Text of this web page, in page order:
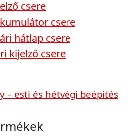
csere
csere
hátlap csere
kijelző csere
– esti és hétvégi beépítés